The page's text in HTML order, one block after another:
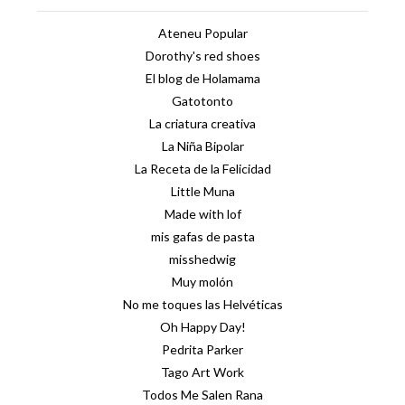
Ateneu Popular
Dorothy's red shoes
El blog de Holamama
Gatotonto
La criatura creativa
La Niña Bipolar
La Receta de la Felicidad
Little Muna
Made with lof
mis gafas de pasta
misshedwig
Muy molón
No me toques las Helvéticas
Oh Happy Day!
Pedrita Parker
Tago Art Work
Todos Me Salen Rana